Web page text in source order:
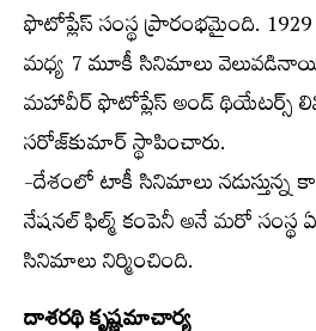
ఫొటోప్లేస్ సంస్థ ప్రారంభమైంది.
మధ్య 7 మూకీ సినిమాలు
మహావీర్ ఫొటోప్లేస్ అండ్ థియేటర్స్
సరోజ్‌కుమార్ స్థాపించారు.
-దేశంలో టాకీ సినిమాలు
నేషనల్ ఫిల్మ్ కంపెనీ అనే మరో సంస్థ
సినిమాలు నిర్మించింది.
దాశరథి కృష్ణమాచార్య